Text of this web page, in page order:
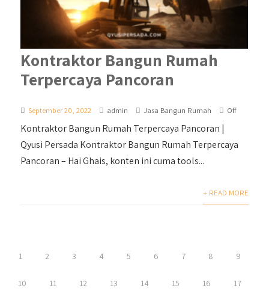
Kontraktor Bangun Rumah
Terpercaya Pancoran
September 20, 2022 admin Jasa Bangun Rumah Off
Kontraktor Bangun Rumah Terpercaya Pancoran |
Qyusi Persada Kontraktor Bangun Rumah Terpercaya
Pancoran – Hai Ghais, konten ini cuma tools...
+ READ MORE
1 2 3 4 5 6 7 8 9
10 11 12 13 14 15 16 17